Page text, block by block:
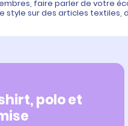
faire parler de votre
style sur des articles
polo et